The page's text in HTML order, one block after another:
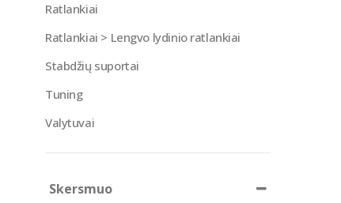
Ratlankiai
Ratlankiai > Lengvo lydinio ratlankiai
Stabdžių suportai
Tuning
Valytuvai
Skersmuo